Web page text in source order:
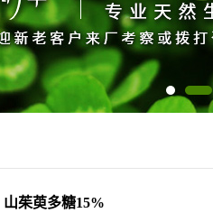
山茱萸多糖15%